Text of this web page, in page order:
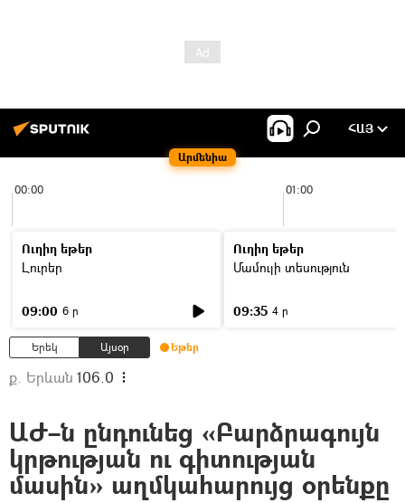
Արմենիա
ՀԱՅ
00:00 01:00
Ուղիղ եթեր
Լուրեր
09:00 6 ր
Ուղիղ եթեր
Մամուլի տեսություն
09:35 4 ր
Երեկ Այսօր Եթեր
ք. Երևան 106.0
ԱԺ–ն ընդունեց «Բարձրագույն
կրթության ու գիտության
մասին» աղմկահարույց օրենքը